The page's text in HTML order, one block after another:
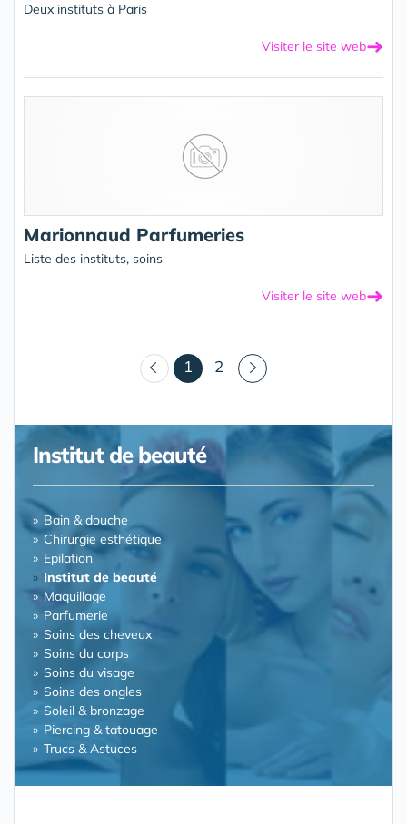
Deux instituts à Paris
Visiter le site web➜
Marionnaud Parfumeries
Liste des instituts, soins
Visiter le site web➜
1 (courant)
2
Institut de beauté
Bain & douche
Chirurgie esthétique
Epilation
Institut de beauté
Maquillage
Parfumerie
Soins des cheveux
Soins du corps
Soins du visage
Soins des ongles
Soleil & bronzage
Piercing & tatouage
Trucs & Astuces